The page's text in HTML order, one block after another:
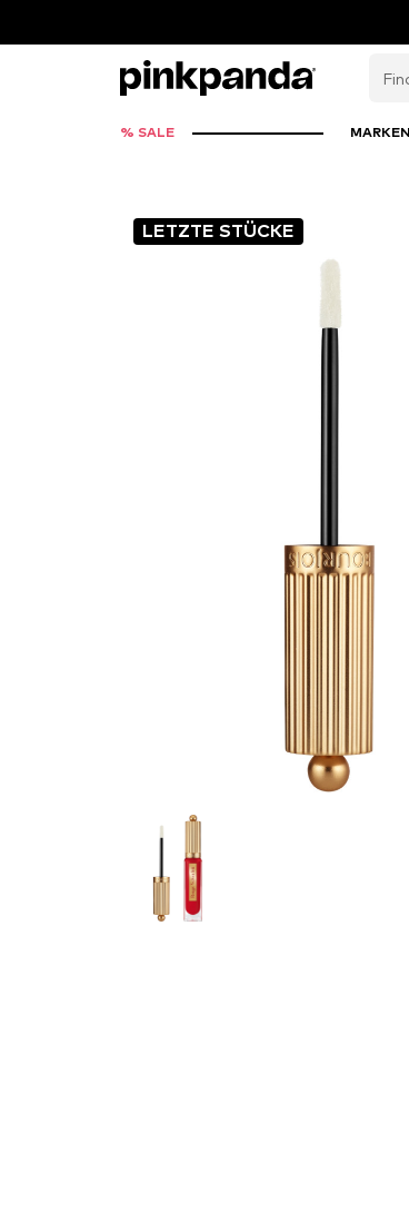
% SALE MARKEN
LETZTE STÜCKE